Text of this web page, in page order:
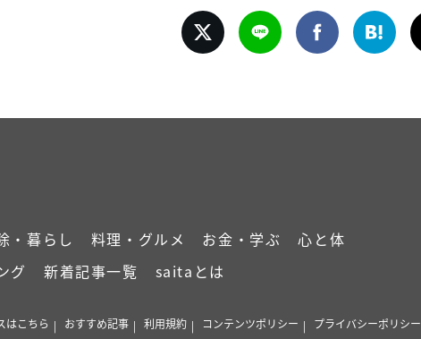
・暮らし 料理・グルメ お金・学ぶ
心と体
グ 新着記事一覧 saitaとは
はこちら おすすめ記事 利用規約 コンテンツポリシー プライバシーポリシー